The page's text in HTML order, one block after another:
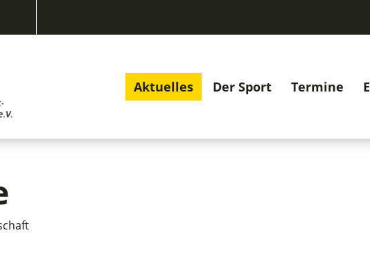
Aktuelles Der Sport Termine